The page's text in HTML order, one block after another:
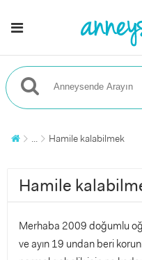
... Hamile kalabilmek
Hamile
Merhaba 2009 doğumlu
ve ayın 19 undan beri